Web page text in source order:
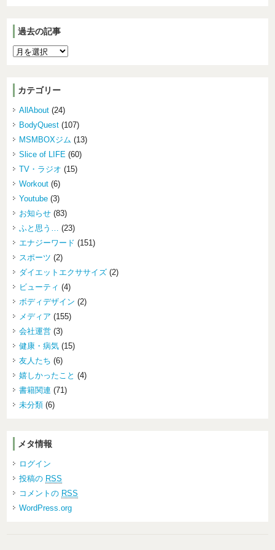
過去の記事
カテゴリー
AllAbout (24)
BodyQuest (107)
MSMBOXジム (13)
Slice of LIFE (60)
TV・ラジオ (15)
Workout (6)
Youtube (3)
お知らせ (83)
ふと思う…
(23)
エナジーワード (151)
スポーツ (2)
ダイエットエクササイズ (2)
ビューティ (4)
ボディデザイン (2)
メディア (155)
会社運営 (3)
健康・病気 (15)
友人たち (6)
嬉しかったこと (4)
書籍関連 (71)
未分類 (6)
メタ情報
ログイン
投稿の RSS
コメントの RSS
WordPress.org